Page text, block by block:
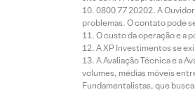
0800 77 20202. A
problemas. O contato pode
O custo da operação e a
A XP Investimentos se
A Avaliação Técnica e a
volumes, médias móveis
Fundamentalistas, que